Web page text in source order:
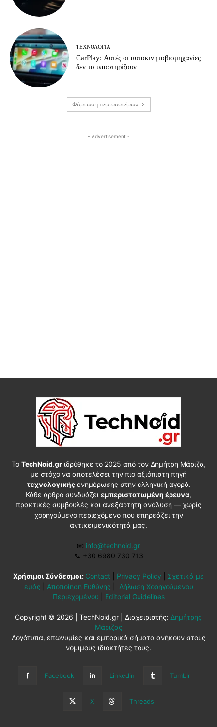
ΤΕΧΝΟΛΟΓΊΑ
CarPlay: Αυτές οι αυτοκινητοβιομηχανίες
δεν το υποστηρίζουν
Φόρτωση περισσοτέρων
- Advertisement -
Το TechNoid.grιδρύθηκε το 2025 από τον Δημήτρη Μάριζα,
με στόχο να αποτελέσει την πιο αξιόπιστη πηγή
τεχνολογικήςενημέρωσης στην ελληνική αγορά.
Κάθε άρθρο συνδυάζει εμπεριστατωμένη έρευνα,
πρακτικές συμβουλές και ανεξάρτητη ανάλυση — χωρίς
χορηγούμενο περιεχόμενο που επηρεάζει την
αντικειμενικότητά μας.
📧 info@technoid.gr
📞 +30 6980 730 713
Χρήσιμοι Σύνδεσμοι: Contact Privacy Policy
Σχετικά με
εμάς
Αποποίηση Ευθύνης
Δήλωση Χορηγούμενου
Περιεχομένου
Editorial Guidelines
Copyright © 2026 | TechNoid.gr | Διαχειριστής: Δημήτρης
Μάριζας
Λογότυπα, επωνυμίες και εμπορικά σήματα ανήκουν στους
νόμιμους ιδιοκτήτες τους.
Facebook Linkedin Tumblr
X Threads